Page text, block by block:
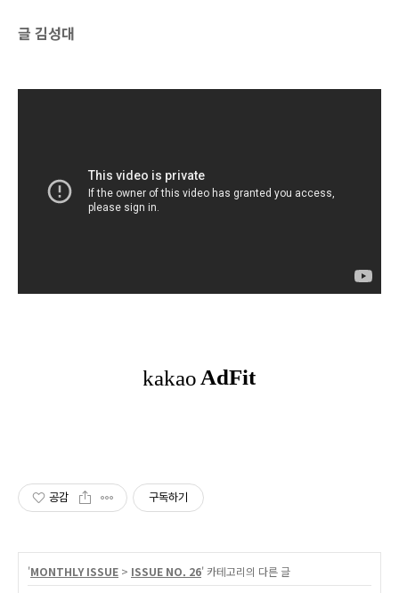
글 김성대
공감 구독하기
'MONTHLY ISSUE > ISSUE NO. 26' 카테고리의 다른 글